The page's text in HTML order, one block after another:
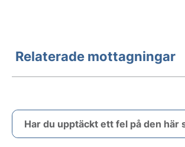
Relaterade mottagningar
Har du upptäckt ett fel på den här